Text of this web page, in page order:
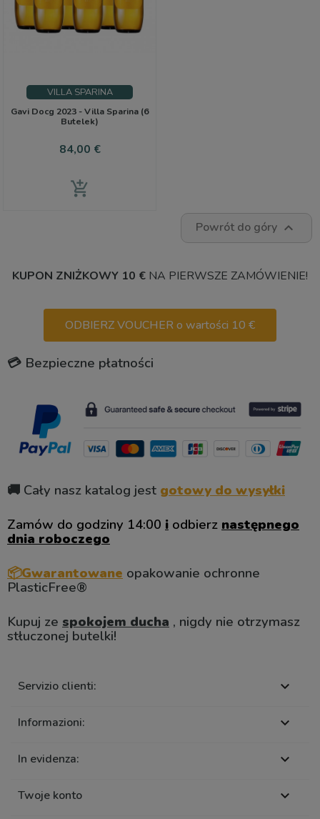
VILLA SPARINA
Gavi Docg 2023 - Villa Sparina (6
Butelek)
Cena
84,00 €
add_shopping_cart
Powrót do góry 
KUPON ZNIŻKOWY 10 € NA PIERWSZE ZAMÓWIENIE!
ODBIERZ VOUCHER o wartości 10 €
💳 Bezpieczne płatności
🚚 Cały nasz katalog jest gotowy do wysyłki
Zamów do godziny 14:00 i odbierz następnego
dnia roboczego
📦Gwarantowane opakowanie ochronne
PlasticFree®
Kupuj ze spokojem ducha , nigdy nie otrzymasz
stłuczonej butelki!
Servizio clienti: 
Informazioni: 
In evidenza: 
Twoje konto 